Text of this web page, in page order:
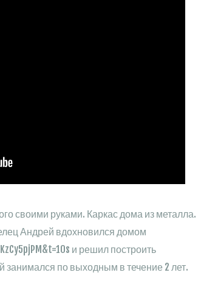
своими руками. Каркас дома из металла.
Андрей вдохновился домом
и решил построить
по выходным в течение 2 лет.